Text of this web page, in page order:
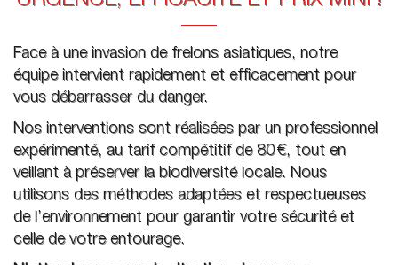
Face à une invasion de frelons asiatiques, notre
équipe intervient rapidement et efficacement pour
vous débarrasser du danger.
Nos interventions sont réalisées par un professionnel
expérimenté, au tarif compétitif de 80 €, tout en
veillant à préserver la biodiversité locale. Nous
utilisons des méthodes adaptées et respectueuses
de l’environnement pour garantir votre sécurité et
celle de votre entourage.